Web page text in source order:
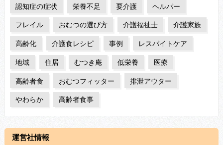
認知症の症状 栄養不足 要介護 ヘルパー
フレイル おむつの選び方 介護福祉士 介護家族
高齢化 介護食レシピ 事例 レスパイトケア
地域 住居 むつき庵 低栄養 医療
高齢者食 おむつフィッター 排泄アウター
やわらか 高齢者食事
運営社情報